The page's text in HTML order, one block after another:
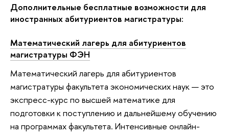
Дополнительные бесплатные возможности для
иностранных абитуриентов магистратуры:
Математический лагерь для абитуриентов
магистратуры ФЭН
Математический лагерь для абитуриентов
магистратуры факультета экономических наук — это
экспресс-курс по высшей математике для
подготовки к поступлению и дальнейшему обучению
на программах факультета. Интенсивные онлайн-